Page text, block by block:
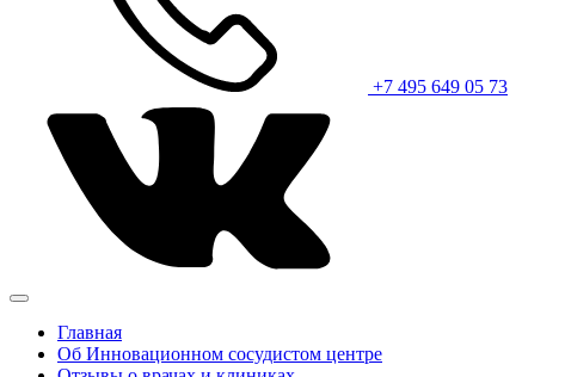
+7 495 649 05 73
Главная
Об Инновационном сосудистом центре